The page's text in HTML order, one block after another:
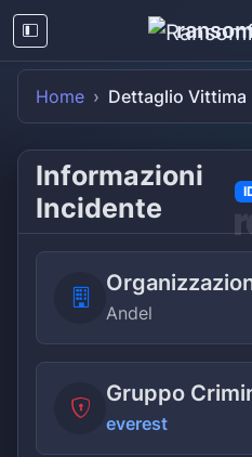
Home Dettaglio Vittima
Informazioni
Incidente
Andel
Gruppo
everest